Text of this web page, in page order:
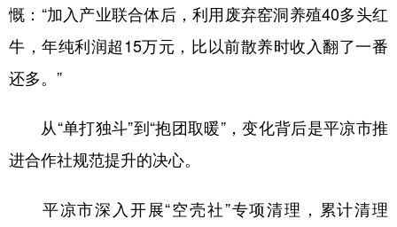
慨：“加入产业联合体后，利用废弃窑洞养殖40多头红
牛，年纯利润超15万元，比以前散养时收入翻了一番
还多。”
从“单打独斗”到“抱团取暖”，变化背后是平凉市推
进合作社规范提升的决心。
平凉市深入开展“空壳社”专项清理，累计清理